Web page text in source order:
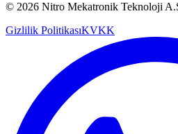
© 2026 Nitro Mekatronik Teknoloji
Gizlilik PolitikasıKVKK